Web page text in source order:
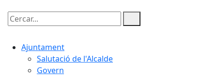
Cercar:
Ajuntament
Salutació de l'Alcalde
Govern